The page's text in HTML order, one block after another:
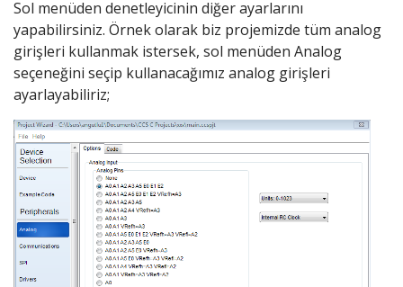
Sol menüden denetleyicinin diğer ayarlarını
yapabilirsiniz. Örnek olarak biz projemizde tüm analog
girişleri kullanmak istersek, sol menüden Analog
seçeneğini seçip kullanacağımız analog girişleri
ayarlayabiliriz;